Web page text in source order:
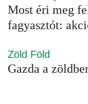
Most éri meg
fagyasztót:
Zöld Föld
Gazda a